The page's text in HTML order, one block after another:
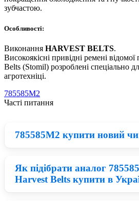
зубчастою.
Особливості:
Виконання HARVEST BELTS.
Високоякісні привідні ремені
Belts (Stomil) розроблені спеціально
агротехніці.
785585M2
Часті питання
785585M2 купити новий
Нові деталі приблизно на 23%
запчастини для
залежить від вашого бюджету. БУ
Як підібрати аналог
Harvest Belts купити в